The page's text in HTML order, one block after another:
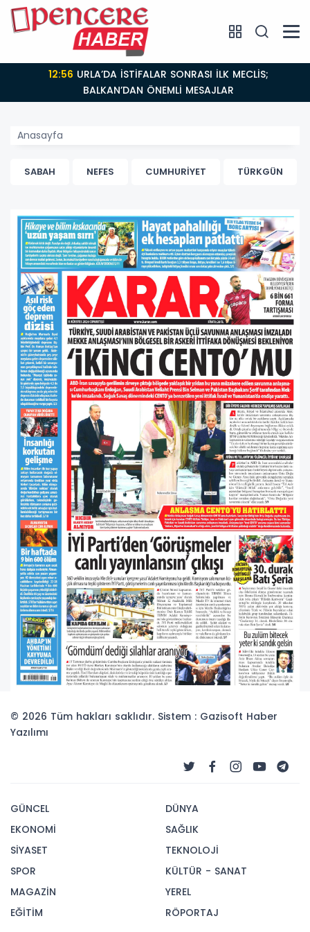
12:56URLA’DA İSTİFALAR SONRASI İLK MECLİS;
BALKAN’DAN ÖNEMLİ MESAJLAR
Anasayfa
SABAH NEFES CUMHURİYET TÜRKGÜN
© 2026 Tüm hakları saklıdır. Sistem : Gazisoft Haber
Yazılımı
GÜNCEL
EKONOMİ
SİYASET
SPOR
MAGAZİN
EĞİTİM
DÜNYA
SAĞLIK
TEKNOLOJİ
KÜLTÜR - SANAT
YEREL
RÖPORTAJ